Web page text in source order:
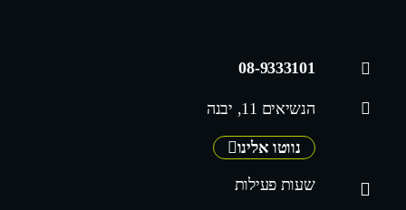
08-9333101
הנשיאים 11, יבנה
נווטו אלינו
שעות פעילות